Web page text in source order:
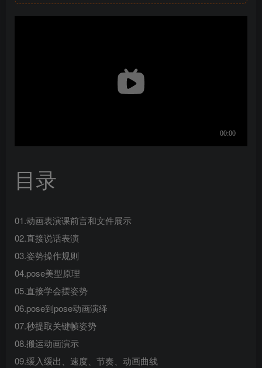
目录
01.动画表演课前言和文件展示
02.直接说话表演
03.姿势操作规则
04.pose美型原理
05.直接学会摆姿势
06.pose到pose动画演绎
07.秒提取关键帧姿势
08.搬运动画演示
09.缓入缓出、速度、节奏、动画曲线